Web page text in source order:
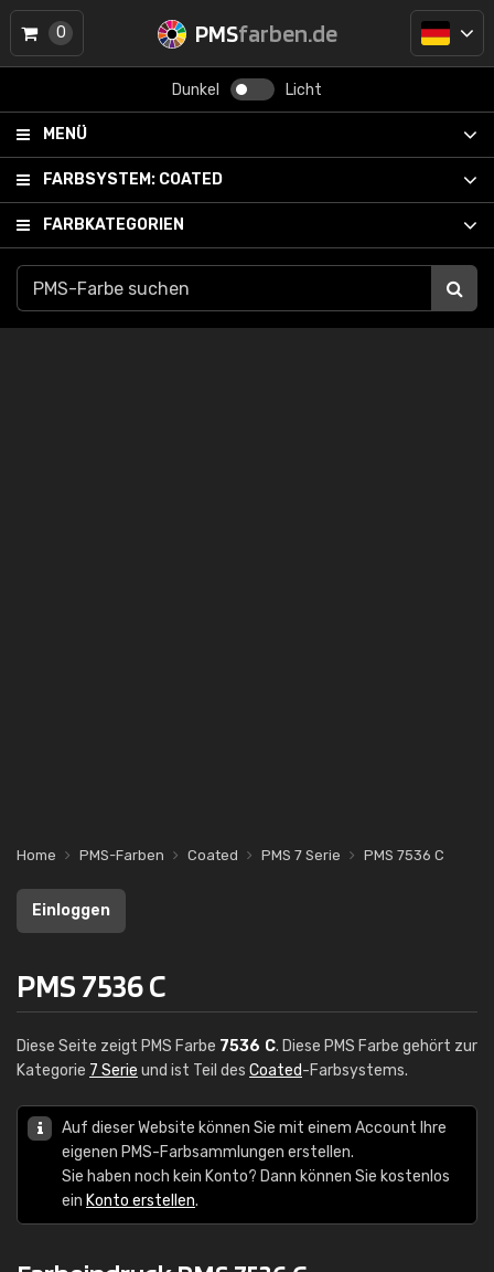
PMSfarben.de
Dunkel Licht
MENÜ
FARBSYSTEM: COATED
FARBKATEGORIEN
0
Home PMS-Farben Coated PMS 7 Serie PMS 7536 C
Einloggen
PMS 7536 C
Diese Seite zeigt PMS Farbe 7536 C. Diese PMS Farbe gehört zur
Kategorie 7 Serie und ist Teil des Coated-Farbsystems.
Auf dieser Website können Sie mit einem Account Ihre
eigenen PMS-Farbsammlungen erstellen.
Sie haben noch kein Konto? Dann können Sie kostenlos
ein Konto erstellen.